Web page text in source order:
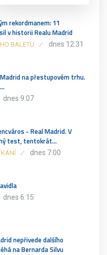
rekordmanem: 11
v historii Realu Madrid
BALETU dnes 12:31
na přestupovém trhu.
dnes 9:07
- Real Madrid. V
test, tentokrát…
dnes 7:00
dnes 6:15
nepřivede dalšího
na Bernarda Silvu